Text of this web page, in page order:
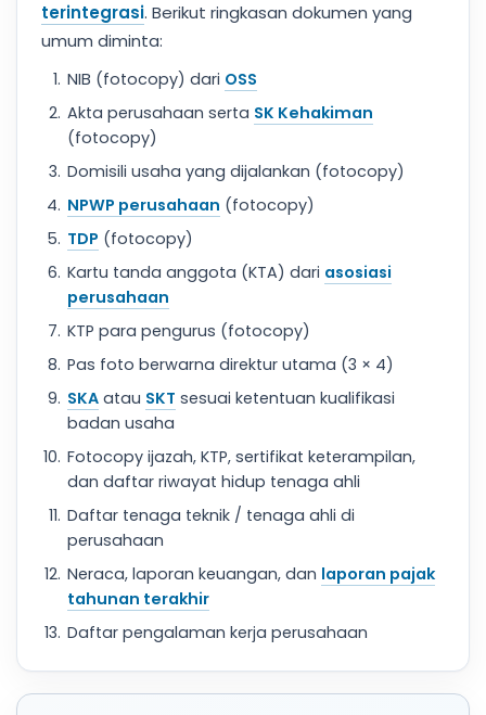
terintegrasi. Berikut ringkasan dokumen yang
umum diminta:
NIB (fotocopy) dari OSS
Akta perusahaan serta SK Kehakiman
(fotocopy)
Domisili usaha yang dijalankan (fotocopy)
NPWP perusahaan (fotocopy)
TDP (fotocopy)
Kartu tanda anggota (KTA) dari asosiasi
perusahaan
KTP para pengurus (fotocopy)
Pas foto berwarna direktur utama (3 × 4)
SKA atau SKT sesuai ketentuan kualifikasi
badan usaha
Fotocopy ijazah, KTP, sertifikat keterampilan,
dan daftar riwayat hidup tenaga ahli
Daftar tenaga teknik / tenaga ahli di
perusahaan
Neraca, laporan keuangan, dan laporan pajak
tahunan terakhir
Daftar pengalaman kerja perusahaan